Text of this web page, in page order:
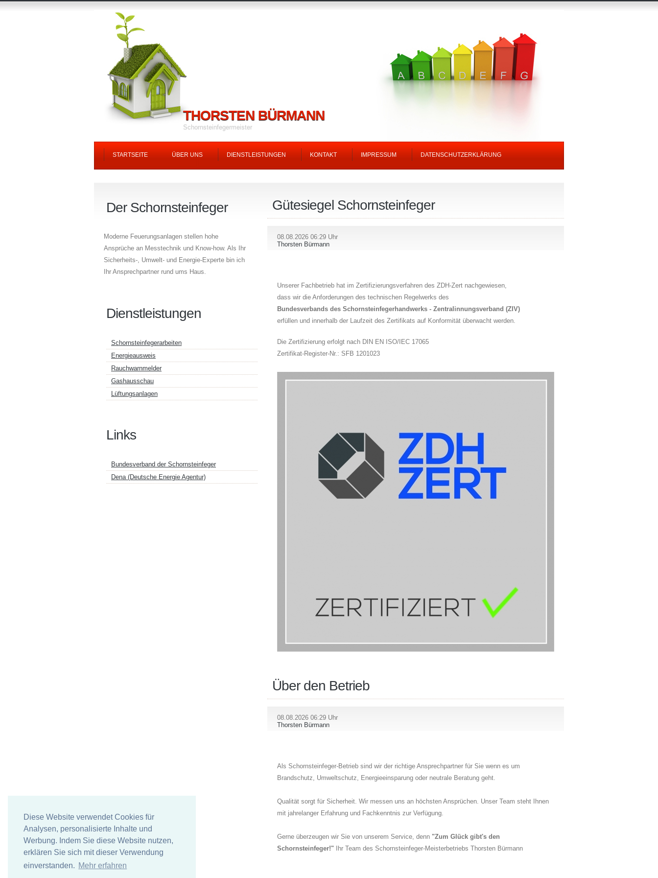
Diese Website verwendet Cookies für
Analysen, personalisierte Inhalte und
Werbung. Indem Sie diese Website nutzen,
erklären Sie sich mit dieser Verwendung
einverstanden. Mehr erfahren
THORSTEN BÜRMANN
Schornsteinfegermeister
STARTSEITE ÜBER UNS DIENSTLEISTUNGEN KONTAKT IMPRESSUM DATENSCHUTZERKLÄRUNG
Gütesiegel Schornsteinfeger
08.08.2026 06:29 Uhr
Thorsten Bürmann
Unserer Fachbetrieb hat im Zertifizierungsverfahren des ZDH-Zert nachgewiesen,
dass wir die Anforderungen des technischen Regelwerks des
Bundesverbands des Schornsteinfegerhandwerks - Zentralinnungsverband (ZIV)
erfüllen und innerhalb der Laufzeit des Zertifikats auf Konformität überwacht werden.
Die Zertifizierung erfolgt nach DIN EN ISO/IEC 17065
Zertifikat-Register-Nr.: SFB 1201023
Über den Betrieb
08.08.2026 06:29 Uhr
Thorsten Bürmann
Als Schornsteinfeger-Betrieb sind wir der richtige Ansprechpartner für Sie wenn es um
Brandschutz, Umweltschutz, Energieeinsparung oder neutrale Beratung geht.
Qualität sorgt für Sicherheit. Wir messen uns an höchsten Ansprüchen. Unser Team steht Ihnen
mit jahrelanger Erfahrung und Fachkenntnis zur Verfügung.
Gerne überzeugen wir Sie von unserem Service, denn "Zum Glück gibt's den
Schornsteinfeger!" Ihr Team des Schornsteinfeger-Meisterbetriebs Thorsten Bürmann
Der Schornsteinfeger
Moderne Feuerungsanlagen stellen hohe
Ansprüche an Messtechnik und Know-how. Als Ihr
Sicherheits-, Umwelt- und Energie-Experte bin ich
Ihr Ansprechpartner rund ums Haus.
Dienstleistungen
Schornsteinfegerarbeiten
Energieausweis
Rauchwarnmelder
Gashausschau
Lüftungsanlagen
Links
Bundesverband der Schornsteinfeger
Dena (Deutsche Energie Agentur)